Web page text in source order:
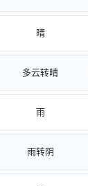
晴
多云转晴
雨
雨转阴